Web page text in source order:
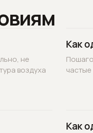
не
воздуха
Как
Как